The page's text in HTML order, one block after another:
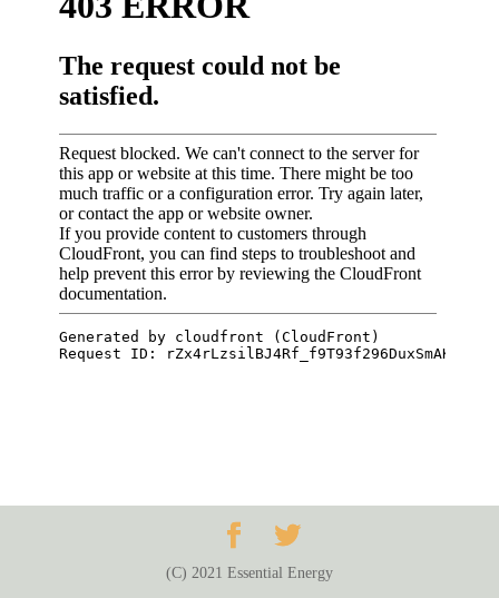
(C) 2021 Essential Energy